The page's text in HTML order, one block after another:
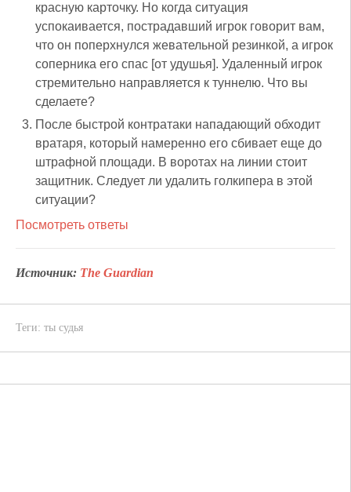
красную карточку. Но когда ситуация
успокаивается, пострадавший игрок говорит вам,
что он поперхнулся жевательной резинкой, а игрок
соперника его спас [от удушья]. Удаленный игрок
стремительно направляется к туннелю. Что вы
сделаете?
После быстрой контратаки нападающий обходит
вратаря, который намеренно его сбивает еще до
штрафной площади. В воротах на линии стоит
защитник. Следует ли удалить голкипера в этой
ситуации?
Посмотреть ответы
Источник: The Guardian
Теги: ты судья